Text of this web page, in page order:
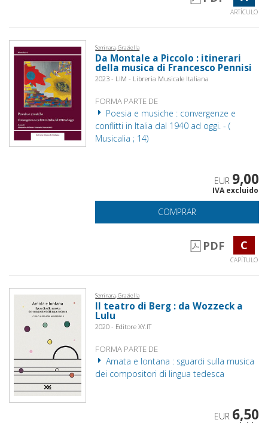
ARTÍCULO
Seminara, Graziella
Da Montale a Piccolo : itinerari
della musica di Francesco Pennisi
2023 - LIM - Libreria Musicale Italiana
FORMA PARTE DE
Poesia e musiche : convergenze e
conflitti in Italia dal 1940 ad oggi. - (
Musicalia ; 14)
EUR 9,00
IVA excluido
COMPRAR
PDF C
CAPÍTULO
Seminara, Graziella
Il teatro di Berg : da Wozzeck a
Lulu
2020 - Editore XY.IT
FORMA PARTE DE
Amata e lontana : sguardi sulla musica
dei compositori di lingua tedesca
EUR 6,50